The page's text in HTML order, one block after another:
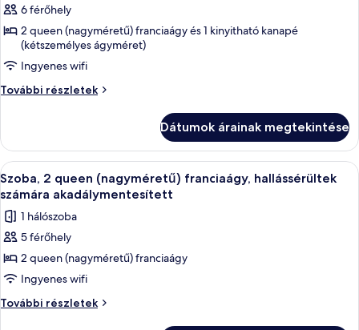
összes
képének
megtekintése:
Szoba,
több
6 férőhely
2 queen (nagyméretű) franciaágy és 1 kinyitható kanapé
(kétszemélyes ágyméret)
Ingyenes wifi
További részletek
Szoba,
részletei
Dátumok árainak megtekintése
A
következő
szoba
összes
képének
megtekintése:
Szoba,
2
Egy szállodai szoba két ággyal,
7
Szoba, 2 queen (nagyméretű) franciaágy, hallássérültek
számára akadálymentesített
1 hálószoba
5 férőhely
2 queen (nagyméretű) franciaágy
Ingyenes wifi
További részletek
Szoba,